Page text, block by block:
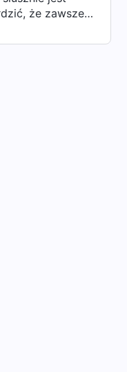
dzień:
że zawsze
przed